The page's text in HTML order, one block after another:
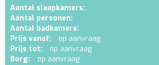
Aantal slaapkamers:
Aantal personen:
Aantal badkamers:
Prijs vanaf:
op aanvraag
Prijs tot:
op aanvraag
Borg:
op aanvraag